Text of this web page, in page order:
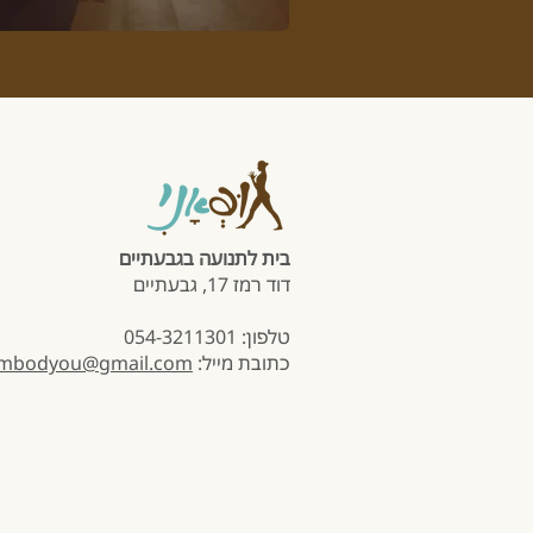
בית לתנועה בגבעתיים
דוד רמז 17, גבעתיים
טלפון: 054-3211301
כתובת מייל: